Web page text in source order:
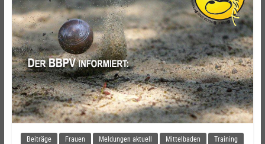
Beiträge Frauen Meldungen aktuell Mittelbaden Training